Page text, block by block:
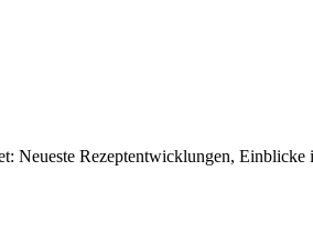
Neueste Rezeptentwicklungen,